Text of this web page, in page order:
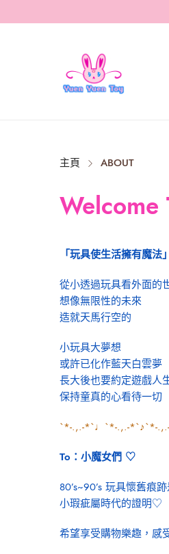
主頁 ABOUT
Welcome
「玩具使生活擁有魔法」
從小透過玩具看外面的
想像無限性的未來
造就天馬行空的
小玩具大夢想
或許已化作藍天白雲夢
長大後也要約定遊戲人
保持童真的心看待一切
`*-.,.-*`♩`*-.,.-*`♪`*-
To：小魔女們 ♡
80’s~90’s 玩具懷舊痕
小瑕疵屬時代的證明♡
希望享受購物樂趣，